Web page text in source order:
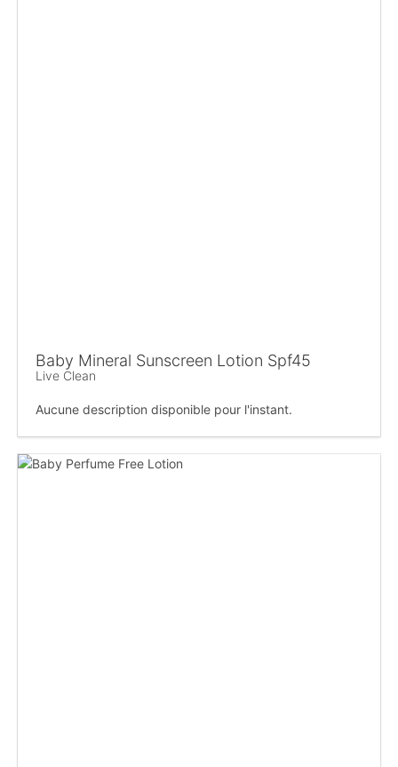
Baby Mineral Sunscreen Lotion Spf45
Live Clean
Aucune description disponible pour l'instant.